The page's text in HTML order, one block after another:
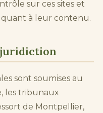
sur ces sites et
à leur contenu.
sont soumises au
les tribunaux
de Montpellier,